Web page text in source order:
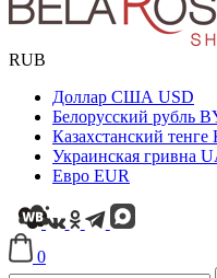
RUB
Доллар США USD
Белорусский рубль
Казахстанский тенге
Украинская гривна
Евро EUR
0